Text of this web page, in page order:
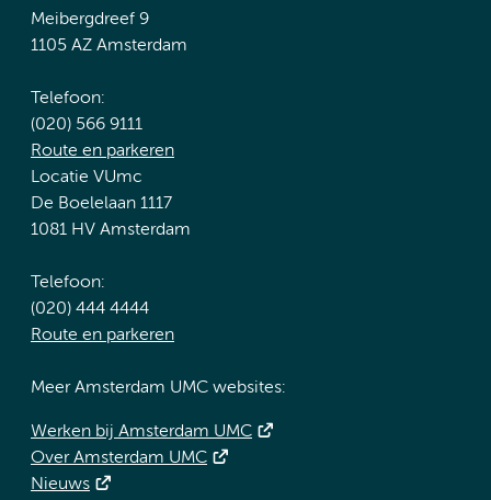
Meibergdreef 9
1105 AZ Amsterdam
Telefoon:
(020) 566 9111
Route en parkeren
Locatie VUmc
De Boelelaan 1117
1081 HV Amsterdam
Telefoon:
(020) 444 4444
Route en parkeren
Meer Amsterdam UMC websites:
Werken bij Amsterdam UMC
Over Amsterdam UMC
Nieuws